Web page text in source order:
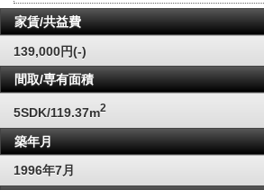
家賃/共益費
139,000円(-)
間取/専有面積
5SDK/119.37m2
築年月
1996年7月